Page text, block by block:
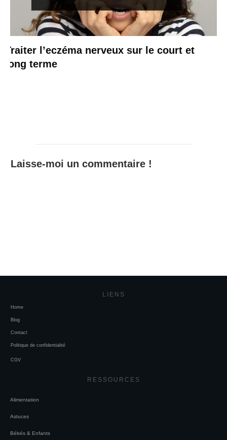
Traiter l’eczéma nerveux sur le court et
long terme
Laisse-moi un commentaire !
LIENS
Home
Blog
Contact
Politique de confidentialité
CGV
RESSOURCES
Alimentation
Astuces
Bébés & Enfants